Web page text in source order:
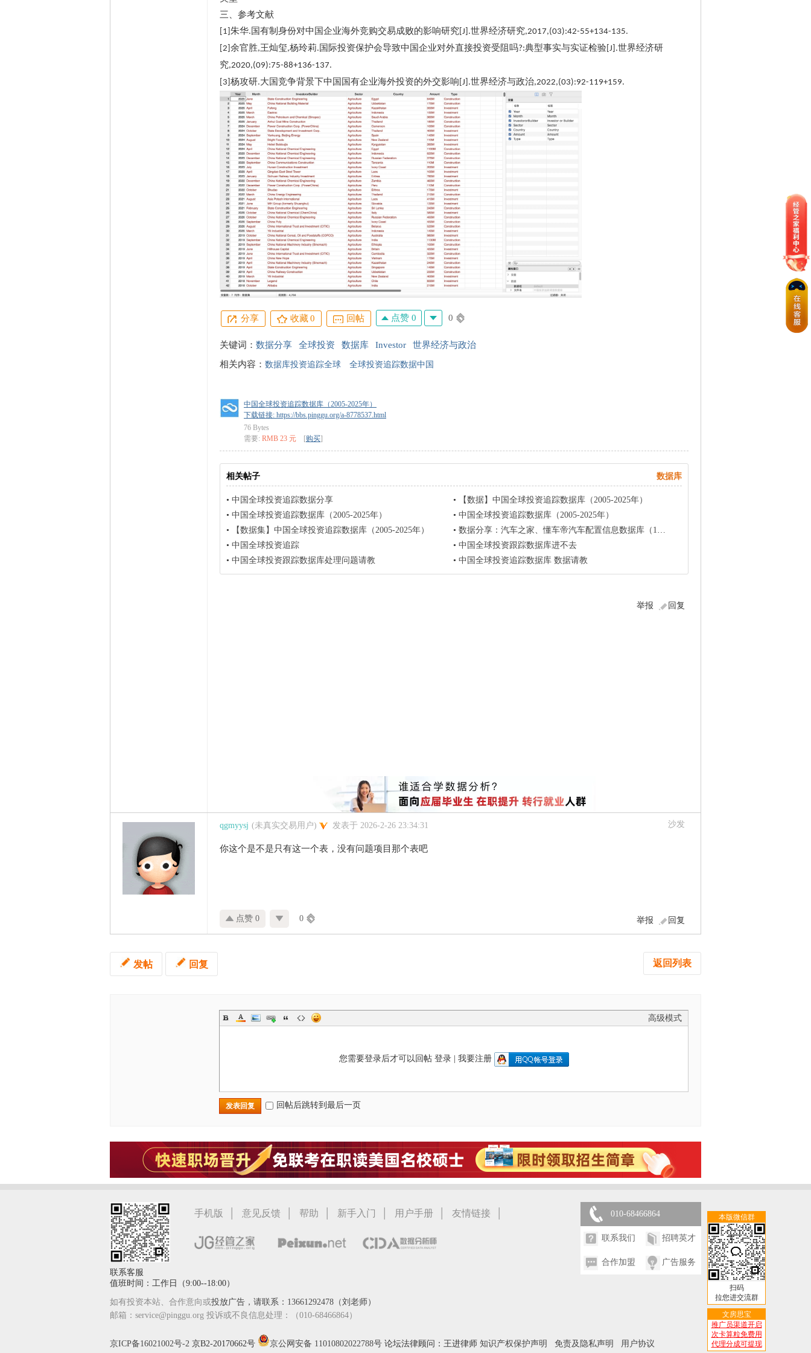
三、参考文献
[1] 朱华. 国有制身份对中国企业海外竞购交易成败的影响研究 [J].世界经济研究,2017,(03):42-55+134-135.
[2] 余官胜,王灿玺,杨玲莉. 国际投资保护会导致中国企业对外直接投资受阻吗?:典型事实与实证检验 [J].世界经济研
究,2020,(09):75-88+136-137.
[3] 杨攻研.大国竞争背景下中国国有企业海外投资的外交影响 [J].世界经济与政治,2022,(03):92-119+159.
分享 收藏0 回帖 点赞 0 0
关键词： 数据分享 全球投资 数据库 Investor
世界经济与政治
相关内容： 数据库投资追踪全球 全球投资追踪数据中国
中国全球投资追踪数据库（2005-2025年）
下载链接: https://bbs.pinggu.org/a-8778537.html
76 Bytes
需要: RMB 23 元 [购买]
相关帖子 数据库
• 中国全球投资追踪数据分享 •
【数据】中国全球投资追踪数据库（2005-2025年）
• 中国全球投资追踪数据库（2005-2025年） • 中国全球投资追踪数据库（2005-2025年）
•
【数据集】中国全球投资追踪数据库（2005-2025年） • 数据分享：汽车之家、懂车帝汽车配置信息数据库（1999-2025.4）
• 中国全球投资追踪 • 中国全球投资跟踪数据库进不去
• 中国全球投资跟踪数据库处理问题请教 • 中国全球投资追踪数据库 数据请教
回复
举报
沙发
qgmyysj (未真实交易用户) 发表于 2026-2-26 23:34:31
你这个是不是只有这一个表，没有问题项目那个表吧
回复
举报
点赞 0 0
返回列表
发帖 回复
高级模式
您需要登录后才可以回帖 登录| 我要注册
发表回复 回帖后跳转到最后一页
本版微信群
扫码
拉您进交流群
文房思宝
推广员渠道开启
次卡算粒免费用
代理分成可提现
手机版 | 意见反馈 | 帮助 | 新手入门 | 用户手册 | 友情链接 |
联系客服
值班时间：工作日（9:00--18:00）
如有投资本站、合作意向或投放广告，请联系：13661292478（刘老师）
邮箱：service@pinggu.org 投诉或不良信息处理：（010-68466864）
010-68466864
联系我们 招聘英才
合作加盟 广告服务
京ICP备16021002号-2 京B2-20170662号 京公网安备 11010802022788号 论坛法律顾问：王进律师 知识产权保护声明 免责及隐私声明 用户协议